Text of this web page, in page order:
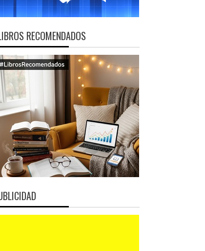
RECOMENDADOS